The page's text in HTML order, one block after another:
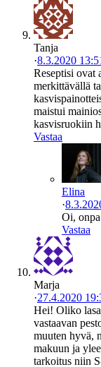
Tanja
·8.3.2020
Reseptisi ovat
merkittävällä
maistui
kasvisruokiin
Vastaa
Elina
·
Oi,
Vastaa
Marja
·27.4.2020
Hei! Oliko
vastaavan
muuten hyvä,
makuun ja
tarkoitus niin